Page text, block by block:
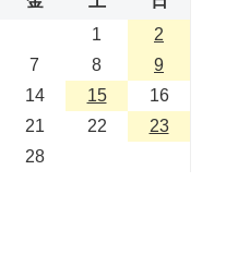
1
2
7 8
9
14 15
16
21 22
23
28